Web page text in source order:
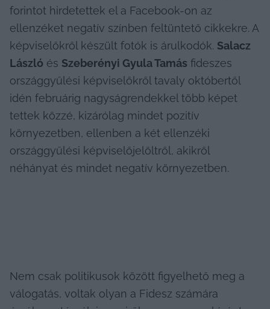
forintot hirdetettek el a Facebook-on az
ellenzéket negatív színben feltüntető cikkekre. A
képviselőkről készült fotók is árulkodók. Salacz
László és Szeberényi Gyula Tamás fideszes
országgyűlési képviselőkről tavaly októbertől
idén februárig nagyságrendekkel több képet
tettek közzé, kizárólag mindet pozitív
környezetben, ellenben a két ellenzéki
országgyűlési képviselőjelöltről, akikről
néhányat és mindet negatív környezetben.
Nem csak politikusok között figyelhető meg a
válogatás, voltak olyan a Fidesz számára